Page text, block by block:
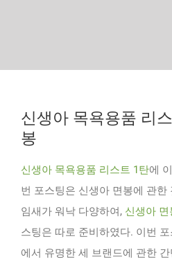
신생아 목욕용품 리
봉
신생아 목욕용품 리스트 1탄에
번 포스팅은 신생아 면봉에 관한
임새가 워낙 다양하여, 신생아 면
스팅은 따로 준비하였다. 이번
에서 유명한 세 브랜드에 관한